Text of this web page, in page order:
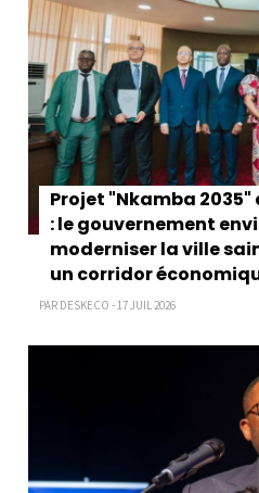
Projet "Nkamba
: le gouvernement
moderniser la ville
un corridor
PAR DESKECO - 17 JUIL 2026